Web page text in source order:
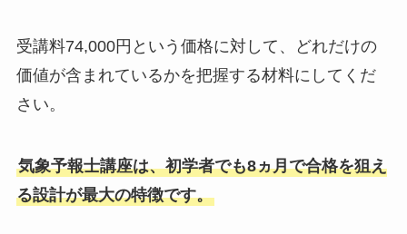
受講料74,000円という価格に対して、どれだけの
価値が含まれているかを把握する材料にしてくだ
さい。
気象予報士講座は、初学者でも8ヵ月で合格を狙え
る設計が最大の特徴です。